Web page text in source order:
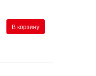
В корзину